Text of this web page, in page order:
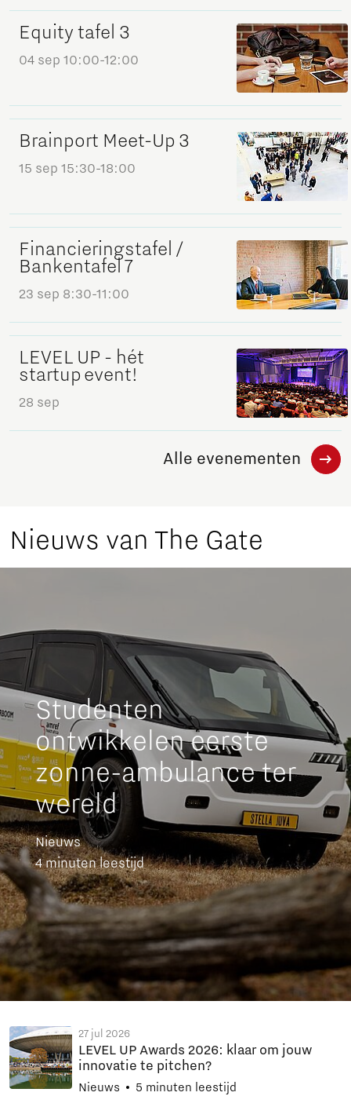
Equity tafel 3
04 sep 10:00-12:00
Brainport Meet-Up 3
15 sep 15:30-18:00
Financieringstafel /
Bankentafel 7
23 sep 8:30-11:00
LEVEL UP - hét
startup event!
28 sep
Alle evenementen
Nieuws van The Gate
Studenten
ontwikkelen eerste
zonne-ambulance ter
wereld
Nieuws
4 minuten leestijd
27 jul 2026
LEVEL UP Awards 2026: klaar om jouw
innovatie te pitchen?
Nieuws 5 minuten leestijd